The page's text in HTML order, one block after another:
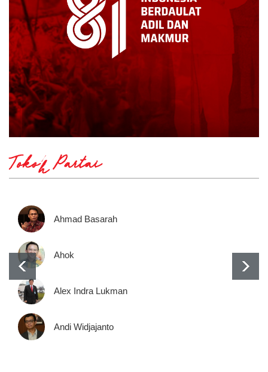
Tokoh Partai
Ahmad Basarah
Ahok
Alex Indra Lukman
Andi Widjajanto